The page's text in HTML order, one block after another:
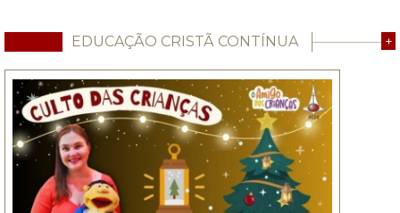
EDUCAÇÃO CRISTÃ CONTÍNUA +